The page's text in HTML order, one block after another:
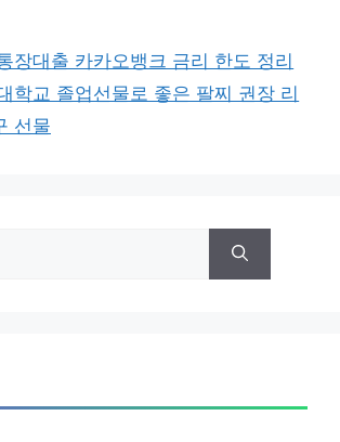
장대출 카카오뱅크 금리 한도 정리
학교 졸업선물로 좋은 팔찌 권장 리
선물